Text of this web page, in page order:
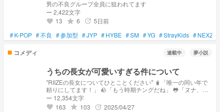
男の不良グループ全員に狙われてます
ー 2,422文字
favorite 13 grade 6 update 5日前
#K-POP #不良 #参加型 #JYP #HYBE #SM #YG #StrayKids #NEXZ
コメディ 連載中 夢小説
うちの長女が可愛いすぎる件について
"RIIZEの長女についてひとことください" 🧋「唯一の同い年で
頼りにしてます！」 🪨「もう時期チングだね」 🐸「ヌナ、サ
ランへ！！！」 🎸「ヌナ、チェゴ」 💂「かわいいかわいい言
うのやめてください」 🦕「ヌナ、ファイティーン」
ー 12,354文字
favorite 163 grade 103 update 2025/04/27